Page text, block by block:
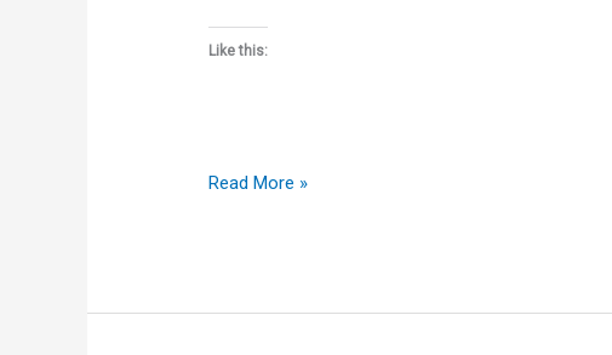
Like this:
Read More »